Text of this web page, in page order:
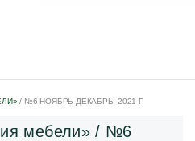
/ №6 НОЯБРЬ-ДЕКАБРЬ, 2021 Г.
мебели» / №6